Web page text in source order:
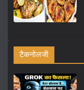
टैकनोलजी